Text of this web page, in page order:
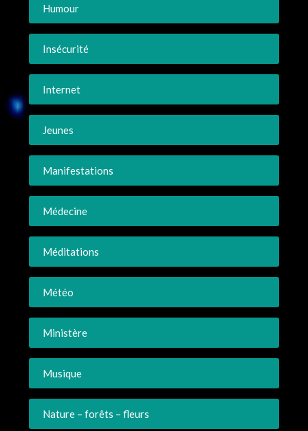
Humour
Insécurité
Internet
Jeunes
Manifestations
Médecine
Méditations
Météo
Ministère
Musique
Nature – forêts – fleurs